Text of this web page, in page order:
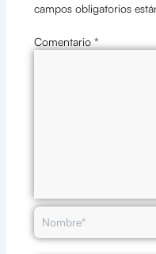
campos obligatorios
Comentario *
Nombre*